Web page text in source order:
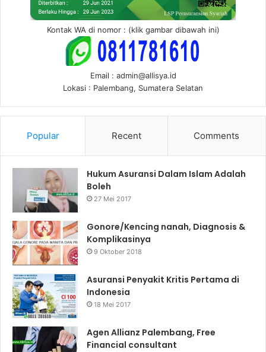
Kontak WA di nomor : (klik gambar dibawah ini)
Email : admin@allisya.id
Lokasi : Palembang, Sumatera Selatan
Popular Recent Comments
Hukum Asuransi Dalam Islam Adalah
Boleh
27 Mei 2017
Gonore/Kencing nanah, Diagnosis &
Komplikasinya
9 Oktober 2018
Asuransi Penyakit Kritis Pertama di
Indonesia
18 Mei 2017
Agen Allianz Palembang, Free
Financial consultant